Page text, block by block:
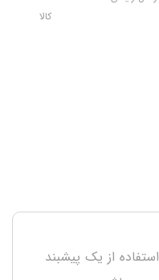
کالا
از یک پیشبند